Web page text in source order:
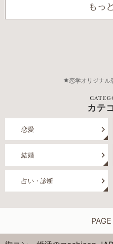
もっ
恋学オリジナル
カテ
恋愛
結婚
占い・診断